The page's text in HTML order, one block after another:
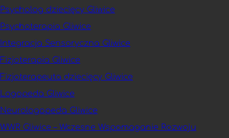
Psycholog dziecięcy Gliwice
Psychoterapia Gliwice
Integracja Sensoryczna Gliwice
Fizjoterapia Gliwice
Fizjoterapeuta dziecięcy Gliwice
Logopeda Gliwice
Neurologopeda Gliwice
WWR Gliwice – Wczesne Wspomaganie Rozwoju